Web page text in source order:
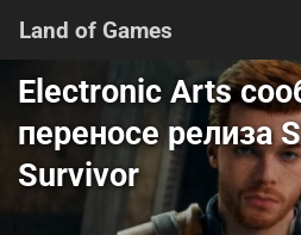
Land of Games
Electronic Arts
переносе релиза
Survivor